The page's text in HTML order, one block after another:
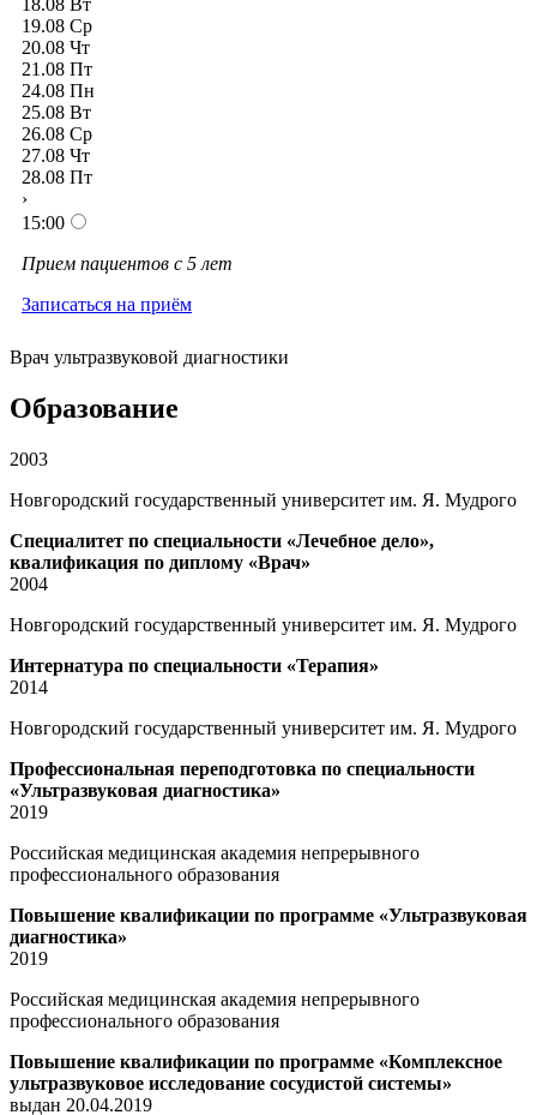
19.08 Ср
20.08 Чт
21.08 Пт
24.08 Пн
25.08 Вт
26.08 Ср
27.08 Чт
28.08 Пт
›
15:00
Прием пациентов с 5 лет
Записаться на приём
Врач ультразвуковой диагностики
Образование
2003
Новгородский государственный университет им. Я. Мудрого
Специалитет по специальности «Лечебное дело»,
квалификация по диплому «Врач»
2004
Новгородский государственный университет им. Я. Мудрого
Интернатура по специальности «Терапия»
2014
Новгородский государственный университет им. Я. Мудрого
Профессиональная переподготовка по специальности
«Ультразвуковая диагностика»
2019
Российская медицинская академия непрерывного
профессионального образования
Повышение квалификации по программе «Ультразвуковая
диагностика»
2019
Российская медицинская академия непрерывного
профессионального образования
Повышение квалификации по программе «Комплексное
ультразвуковое исследование сосудистой системы»
выдан 20.04.2019